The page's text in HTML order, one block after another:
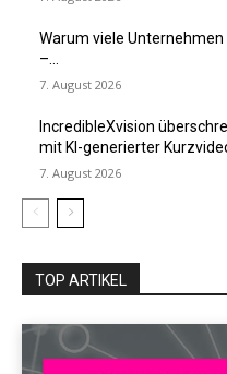
Warum viele
–...
7. August 2026
IncredibleXvision
mit KI-generierter
7. August 2026
TOP ARTIKEL